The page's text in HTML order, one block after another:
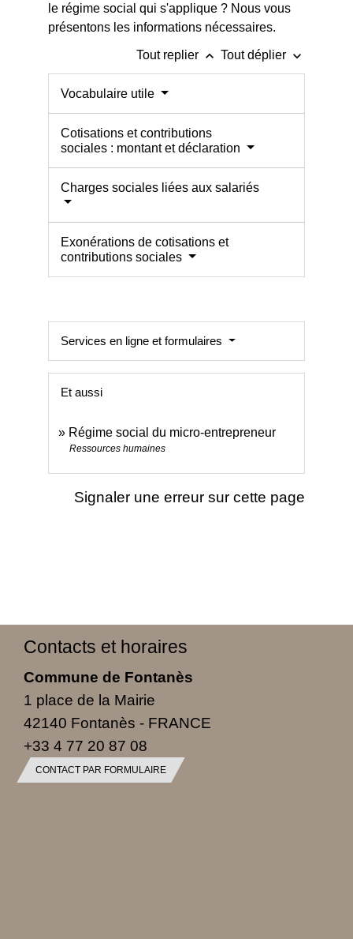
le régime social qui s'applique ? Nous vous
présentons les informations nécessaires.
Tout replier keyboard_arrow_up Tout déplier keyboard_arrow_down
Vocabulaire utile
Cotisations et contributions
sociales : montant et déclaration
Charges sociales liées aux salariés
Exonérations de cotisations et
contributions sociales
Services en ligne et formulaires
Et aussi
Régime social du micro-entrepreneur
Ressources humaines
Signaler une erreur sur cette page
Contacts et horaires
Commune de Fontanès
1 place de la Mairie
42140 Fontanès - FRANCE
+33 4 77 20 87 08
CONTACT PAR FORMULAIRE